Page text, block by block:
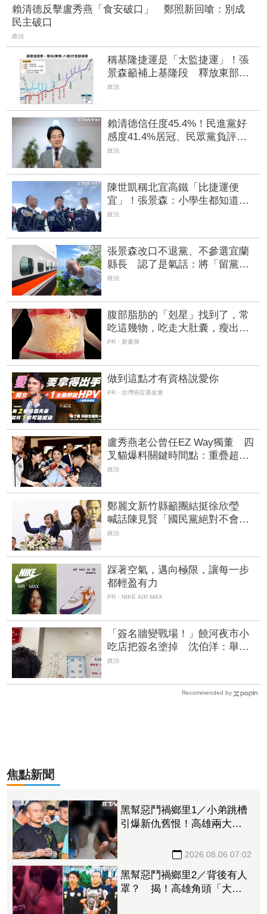
賴清德反擊盧秀燕「食安破口」 鄭照新回嗆：別成
民主破口
政治
稱基隆捷運是「太監捷運」！張
景森籲補上基隆段 釋放東部台
鐵運能
政治
賴清德信任度45.4%！民進黨好
感度41.4%居冠、民眾黨負評飆
破5成
政治
陳世凱稱北宜高鐵「比捷運便
宜」！張景森：小學生都知道香
蕉不能跟蘋果比
政治
張景森改口不退黨、不參選宜蘭
縣長 認了是氣話：將「留黨察
看」當烏鴉
政治
腹部脂肪的「剋星」找到了，常
吃這幾物，吃走大肚囊，瘦出小
蠻腰
PR・新素簡
做到這點才有資格說愛你
PR・台灣癌症基金會
盧秀燕老公曾任EZ Way獨董 四
叉貓爆料關鍵時間點：重疊超過4
年
政治
鄭麗文新竹縣籲團結挺徐欣瑩
喊話陳見賢「國民黨絕對不會忘
記你！」
政治
踩著空氣，邁向極限，讓每一步
都輕盈有力
PR・NIKE AIR MAX
「簽名牆變戰場！」饒河夜市小
吃店把簽名塗掉 沈伯洋：舉雙
手贊成
政治
Recommended by
焦點新聞
黑幫惡鬥禍鄉里1／小弟跳槽
引爆新仇舊恨！高雄兩大角
2026.08.06 07:02
黑幫惡鬥禍鄉里2／背後有人
罩？ 揭！高雄角頭「大漢